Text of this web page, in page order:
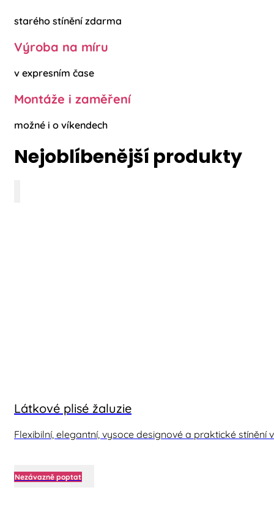
starého stínění zdarma
Výroba na míru
v expresním čase
Montáže i zaměření
možné i o víkendech
Nejoblíbenější produkty
Látkové plisé žaluzie
Flexibilní, elegantní, vysoce designové a praktické stínění
Nezávazně poptat